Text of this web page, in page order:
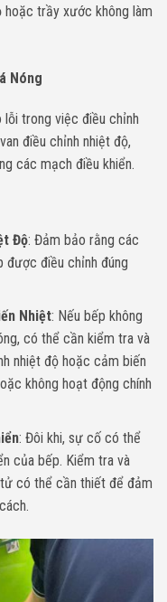
trầy xước không làm
Nóng
trong việc điều chỉnh
điều chỉnh nhiệt độ,
các mạch điều khiển.
Độ: Đảm bảo rằng các
điều chỉnh đúng
Nhiệt: Nếu bếp không
có thể cần kiểm tra và
nhiệt độ hoặc cảm biến
không hoạt động chính
: Đôi khi, sự cố có thể
của bếp. Kiểm tra và
có thể cần thiết để đảm